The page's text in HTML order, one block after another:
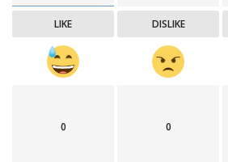
LIKE DISLIKE
0 0